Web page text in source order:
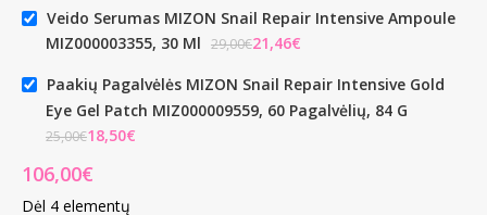
Veido Serumas MIZON Snail Repair Intensive Ampoule
MIZ000003355, 30 Ml
€ €
Paakių Pagalvėlės MIZON Snail Repair Intensive Gold
Eye Gel Patch MIZ000009559, 60 Pagalvėlių, 84 G
€ €
Dėl 4 elementų